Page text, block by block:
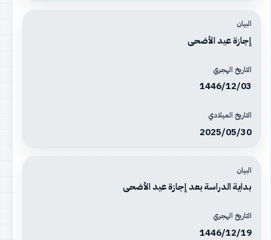
إجازة عيد الأضحى
1446/12/03
2025/05/30
بداية الدراسة بعد إجازة عيد الأضحى
1446/12/19